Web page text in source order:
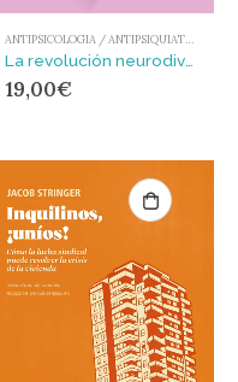
ANTIPSICOLOGIA / ANTIPSIQUIATRIA
19,00€